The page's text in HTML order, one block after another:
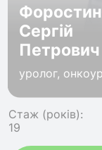
Сергій
Петрович
уролог,
Стаж (років):
19